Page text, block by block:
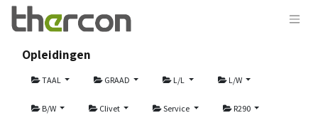
Opleidingen
TAAL GRAAD L/L L/W
B/W Clivet Service R290